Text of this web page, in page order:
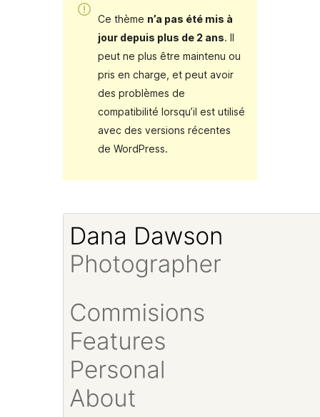
Ce thème n’a pas été mis à
jour depuis plus de 2 ans. Il
peut ne plus être maintenu ou
pris en charge, et peut avoir
des problèmes de
compatibilité lorsqu’il est utilisé
avec des versions récentes
de WordPress.